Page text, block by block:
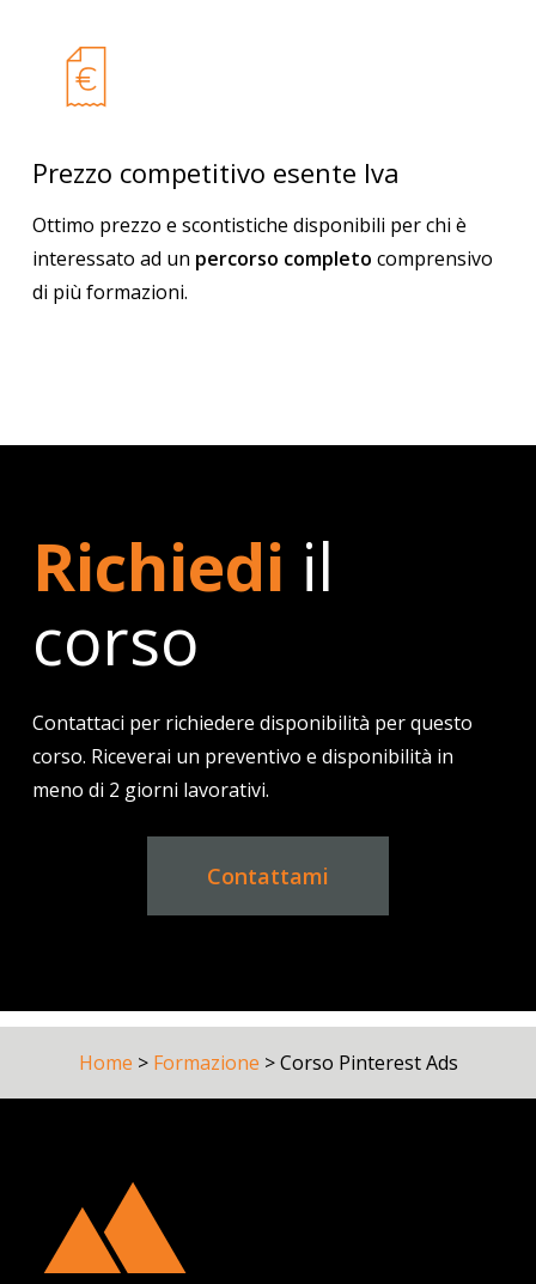
Prezzo competitivo esente Iva
Ottimo prezzo e scontistiche disponibili per chi è
interessato ad un percorso completo comprensivo
di più formazioni.
Richiedi il
corso
Contattaci per richiedere disponibilità per questo
corso. Riceverai un preventivo e disponibilità in
meno di 2 giorni lavorativi.
Contattami
Home > Formazione >Corso Pinterest Ads